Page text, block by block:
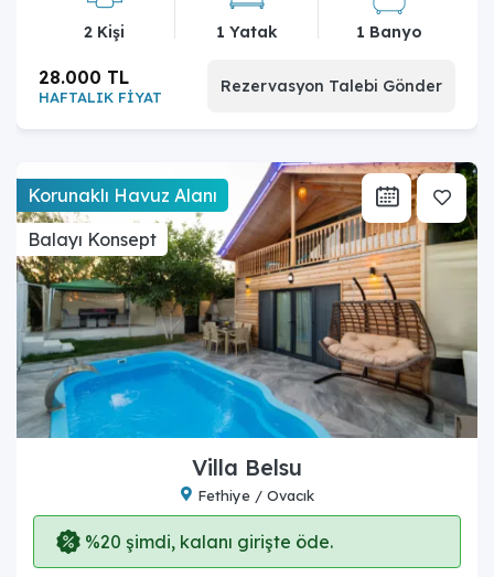
2 Kişi 1 Yatak 1 Banyo
HAFTALIK FİYAT
28.000 TL Rezervasyon Talebi Gönder
Korunaklı Havuz Alanı
Balayı Konsept
Villa Belsu
Fethiye / Ovacık
%20 şimdi, kalanı girişte öde.